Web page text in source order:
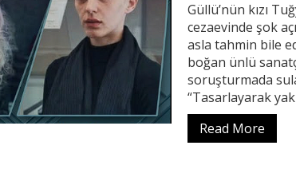
Güllü’nün kızı
cezaevinde şok
asla tahmin bile
boğan ünlü
soruşturmada
“Tasarlayarak
Read More